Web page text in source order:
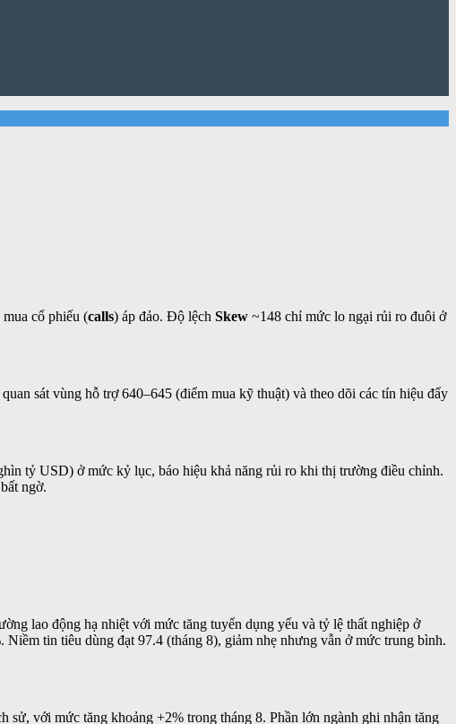
cổ phiếu (calls) áp đảo. Độ lệch Skew ~148 chỉ mức lo ngại rủi ro đuôi ở
sát vùng hỗ trợ 640–645 (điểm mua kỹ thuật) và theo dõi các tín hiệu đẩy
tỷ USD) ở mức kỷ lục, báo hiệu khả năng rủi ro khi thị trường điều chỉnh.
ngờ.
lao động hạ nhiệt với mức tăng tuyển dụng yếu và tỷ lệ thất nghiệp ở
tin tiêu dùng đạt 97.4 (tháng 8), giảm nhẹ nhưng vẫn ở mức trung bình.
sử, với mức tăng khoảng +2% trong tháng 8. Phần lớn ngành ghi nhận tăng